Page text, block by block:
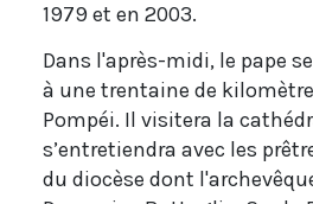
1979 et en 2003.
Dans l'après-midi, le pape
à une trentaine de
Pompéi. Il visitera la
s’entretiendra avec les
du diocèse dont